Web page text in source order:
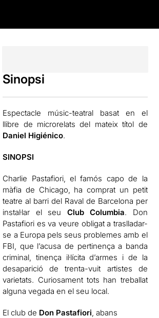
Sinopsi
Espectacle músic-teatral basat en el
llibre de microrelats del mateix títol de
Daniel Higiénico.
SINOPSI
Charlie Pastafiori, el famós capo de la
màfia de Chicago, ha comprat un petit
teatre al barri del Raval de Barcelona per
instal·lar el seu Club Columbia. Don
Pastafiori es va veure obligat a traslladar-
se a Europa pels seus problemes amb el
FBI, que l’acusa de pertinença a banda
criminal, tinença il·lícita d’armes i de la
desaparició de trenta-vuit artistes de
varietats. Curiosament tots han treballat
alguna vegada en el seu local.
El club de Don Pastafiori , abans